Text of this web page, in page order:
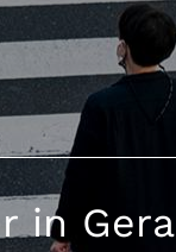
in Gera